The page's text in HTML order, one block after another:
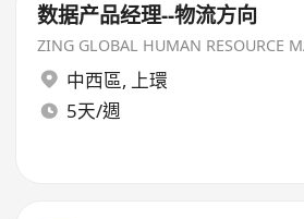
数据产品经理--物流方向
中西區, 上環
5天/週